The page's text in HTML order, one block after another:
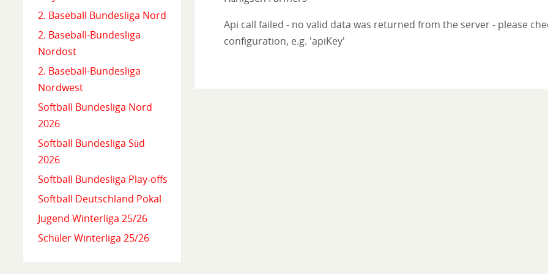
Api call failed - no valid data was returned from the server - please
configuration, e.g. 'apiKey'
2. Baseball Bundesliga Nord
2. Baseball-Bundesliga
Nordost
2. Baseball-Bundesliga
Nordwest
Softball Bundesliga Nord
2026
Softball Bundesliga Süd
2026
Softball Bundesliga Play-offs
Softball Deutschland Pokal
Jugend Winterliga 25/26
Schüler Winterliga 25/26